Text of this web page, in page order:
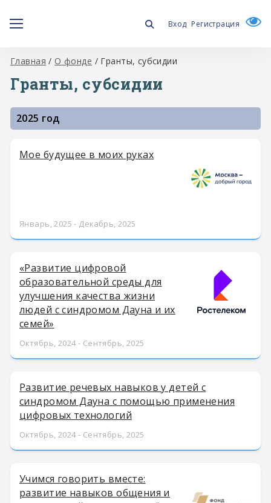
Вход Регистрация
Главная / О фонде / Гранты, субсидии
Гранты, субсидии
2025 год
Мое будущее в моих руках
Январь, 2025 - Декабрь, 2025
«Развитие цифровой
образовательной среды для
улучшения качества жизни
людей с синдромом Дауна и их
семей»
Октябрь, 2024 - Сентябрь, 2025
Развитие речевых навыков у детей с
синдромом Дауна с помощью применения
цифровых технологий
Октябрь, 2024 - Сентябрь, 2025
Учимся говорить вместе:
развитие навыков общения и